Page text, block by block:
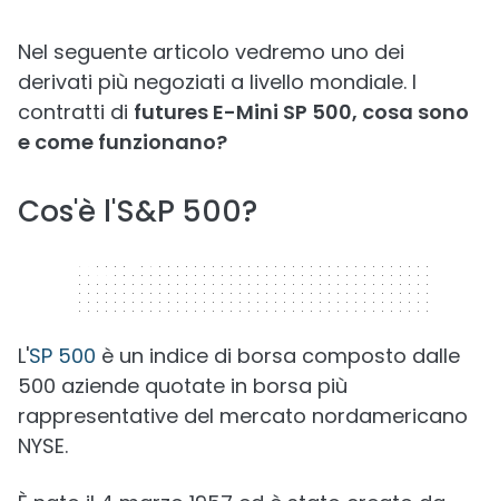
Nel seguente articolo vedremo uno dei
derivati più negoziati a livello mondiale. I
contratti di futures E-Mini SP 500, cosa sono
e come funzionano?
Cos'è l'S&P 500?
320 x 50
L'SP 500 è un indice di borsa composto dalle
500 aziende quotate in borsa più
rappresentative del mercato nordamericano
NYSE.